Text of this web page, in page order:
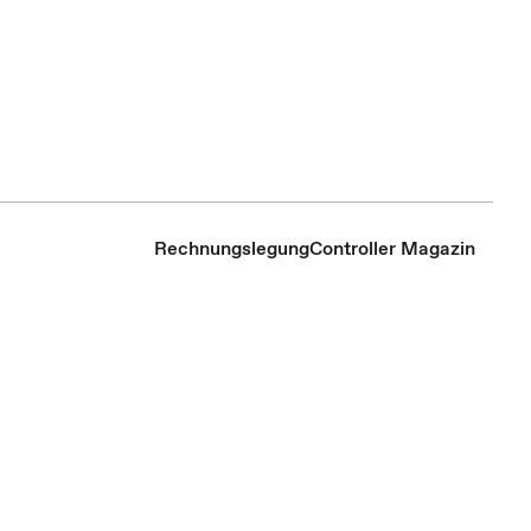
RechnungslegungController Magazin